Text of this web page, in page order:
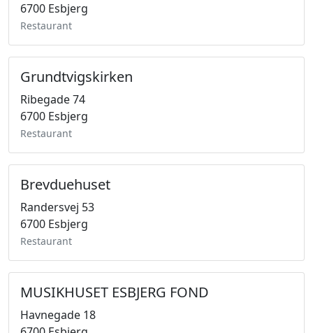
6700 Esbjerg
Restaurant
Grundtvigskirken
Ribegade 74
6700 Esbjerg
Restaurant
Brevduehuset
Randersvej 53
6700 Esbjerg
Restaurant
MUSIKHUSET ESBJERG FOND
Havnegade 18